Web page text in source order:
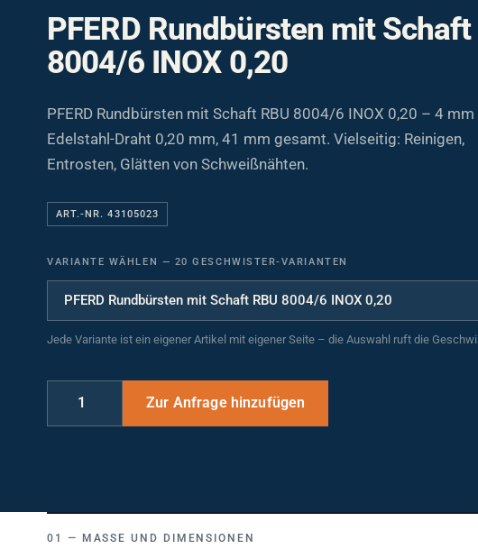
PFERD Rundbürsten mit Schaft
8004/6 INOX 0,20
PFERD Rundbürsten mit Schaft RBU 8004/6 INOX 0,20 – 4 mm
Edelstahl-Draht 0,20 mm, 41 mm gesamt. Vielseitig: Reinigen,
Entrosten, Glätten von Schweißnähten.
ART.-NR. 43105023